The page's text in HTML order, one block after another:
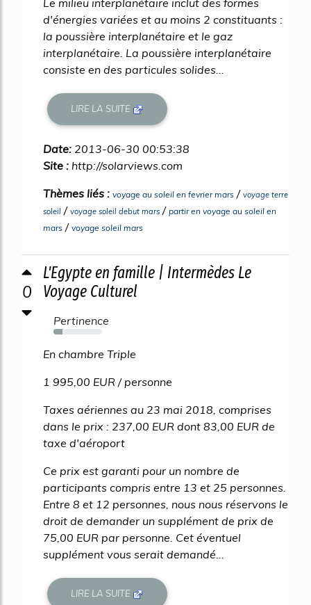
Le milieu interplanétaire inclut des formes
d'énergies variées et au moins 2 constituants :
la poussière interplanétaire et le gaz
interplanétaire. La poussière interplanétaire
consiste en des particules solides...
LIRE LA SUITE
Date: 2013-06-30 00:53:38
Site : http://solarviews.com
Thèmes liés : voyage au soleil en fevrier mars / voyage terre
soleil / voyage soleil debut mars / partir en voyage au soleil en
mars / voyage soleil mars
0
L'Egypte en famille | Intermèdes Le
Voyage Culturel
Pertinence
19%
En chambre Triple
1 995,00 EUR / personne
Taxes aériennes au 23 mai 2018, comprises
dans le prix : 237,00 EUR dont 83,00 EUR de
taxe d'aéroport
Ce prix est garanti pour un nombre de
participants compris entre 13 et 25 personnes.
Entre 8 et 12 personnes, nous nous réservons le
droit de demander un supplément de prix de
75,00 EUR par personne. Cet éventuel
supplément vous serait demandé...
LIRE LA SUITE